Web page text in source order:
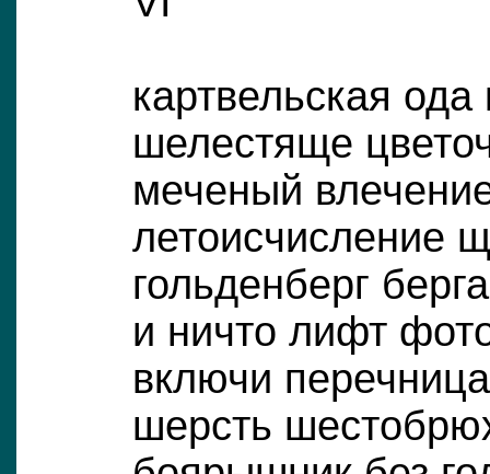
картвельская
шелестяще
меченый
летоисчисление
гольденберг
и ничто лифт
включи
шерсть